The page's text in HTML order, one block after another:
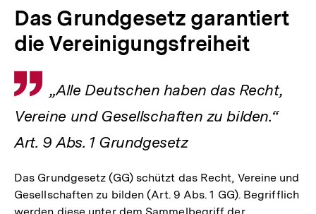
Das Grundgesetz garantiert
die Vereinigungsfreiheit
Zitat
„Alle Deutschen haben das Recht,
Vereine und Gesellschaften zu bilden.“
Art. 9 Abs. 1 Grundgesetz
Das Grundgesetz (GG) schützt das Recht, Vereine und
Gesellschaften zu bilden (Art. 9 Abs. 1 GG). Begrifflich